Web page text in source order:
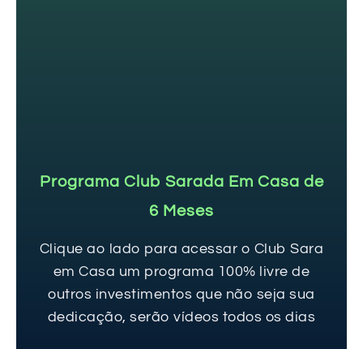
Programa Club Sarada Em Casa de
6 Meses
Clique ao lado para acessar o Club Sara
em Casa um programa 100% livre de
outros investimentos que não seja sua
dedicação, serão vídeos todos os dias